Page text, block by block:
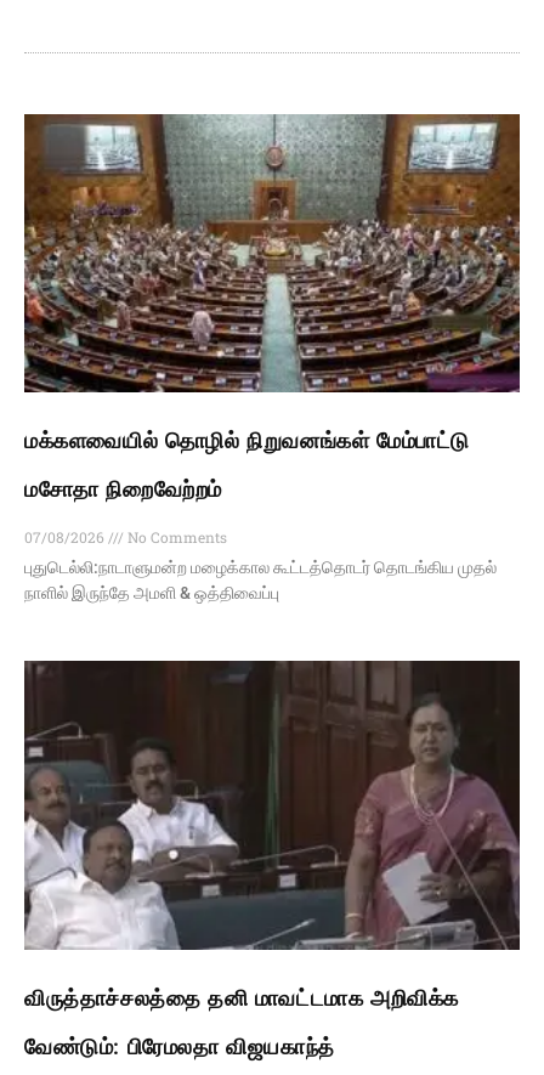
மக்களவையில் தொழில் நிறுவனங்கள் மேம்பாட்டு
மசோதா நிறைவேற்றம்
07/08/2026
No Comments
புதுடெல்லி:நாடாளுமன்ற மழைக்கால கூட்டத்தொடர் தொடங்கிய முதல்
நாளில் இருந்தே அமளி & ஒத்திவைப்பு
விருத்தாச்சலத்தை தனி மாவட்டமாக அறிவிக்க
வேண்டும்: பிரேமலதா விஜயகாந்த்